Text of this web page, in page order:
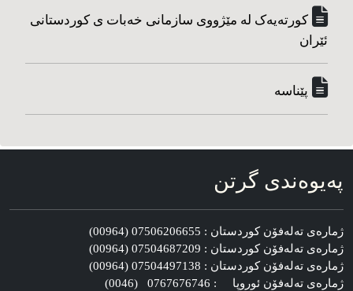
کورته‌یه‌ک له مێژووی سازمانی خه‌بات ی کوردستانی
ئێران
پێناسه‌
په‌یوه‌ندی گرتن
ژماره‌ی ته‌له‌فۆن کوردستان : 07506206655 (00964)
ژماره‌ی ته‌له‌فۆن کوردستان : 07504687209 (00964)
ژماره‌ی ته‌له‌فۆن کوردستان : 07504497138 (00964)
ژماره‌ی ته‌له‌فۆن ئوروپا : 0767676746 (0046)